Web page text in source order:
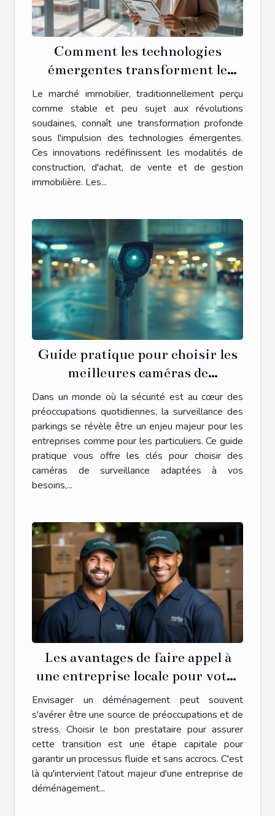
Comment les technologies
émergentes transforment le
marché immobilier
Le marché immobilier, traditionnellement perçu
comme stable et peu sujet aux révolutions
soudaines, connaît une transformation profonde
sous l'impulsion des technologies émergentes.
Ces innovations redéfinissent les modalités de
construction, d'achat, de vente et de gestion
immobilière. Les...
Guide pratique pour choisir les
meilleures caméras de
surveillance pour parkings
Dans un monde où la sécurité est au cœur des
préoccupations quotidiennes, la surveillance des
parkings se révèle être un enjeu majeur pour les
entreprises comme pour les particuliers. Ce guide
pratique vous offre les clés pour choisir des
caméras de surveillance adaptées à vos
besoins,...
Les avantages de faire appel à
une entreprise locale pour votre
déménagement
Envisager un déménagement peut souvent
s'avérer être une source de préoccupations et de
stress. Choisir le bon prestataire pour assurer
cette transition est une étape capitale pour
garantir un processus fluide et sans accrocs. C'est
là qu'intervient l'atout majeur d'une entreprise de
déménagement...